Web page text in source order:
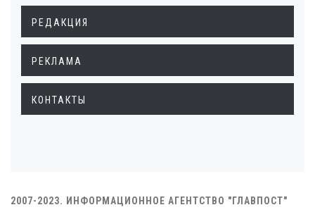
РЕДАКЦИЯ
РЕКЛАМА
КОНТАКТЫ
2007-2023. ИНФОРМАЦИОННОЕ АГЕНТСТВО "ГЛАВПОСТ"